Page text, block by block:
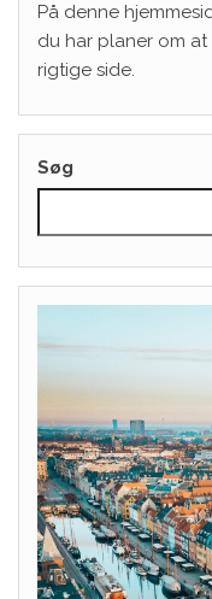
På denne
du har planer om
rigtige side.
Søg